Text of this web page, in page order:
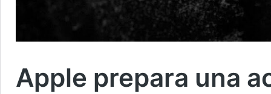
Apple prepara una